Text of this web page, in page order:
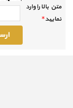
متن بالا را وارد
نماييد*